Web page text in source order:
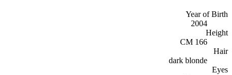
Year of Birth
2004
Height
166 CM
Hair
dark blonde
Eyes